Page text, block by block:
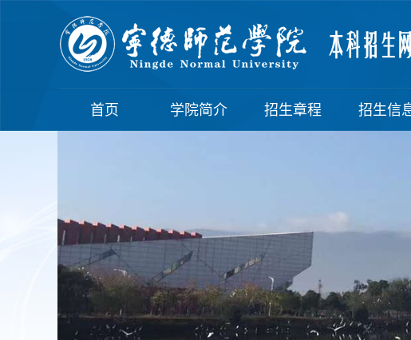
首页 学院简介 招生章程 招生信